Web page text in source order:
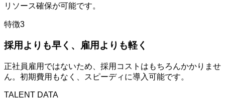
リソース確保が可能です。
特徴3
採用よりも早く、雇用よりも軽く
正社員雇用ではないため、採用コストはもちろんかかりませ
ん。初期費用もなく、スピーディに導入可能です。
TALENT DATA